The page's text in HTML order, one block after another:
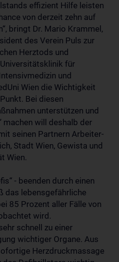
effizient Hilfe leisten
von derzeit zehn auf
bringt Dr. Mario Krammel,
des Verein Puls zur
Herztods und
für
und
Wien die Wichtigkeit
Bei diesen
unterstützen und
machen will deshalb der
seinen Partnern Arbeiter-
Stadt Wien, Gewista und
Wien.
- beenden durch einen
das lebensgefährliche
85 Prozent aller Fälle von
wird.
schnell zu einer
wichtiger Organe. Aus
Herzdruckmassage